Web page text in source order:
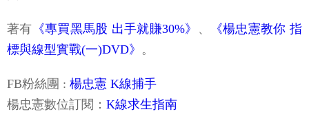
著有 《專買黑馬股 出手就賺30%》 、
《楊忠憲教你 指
標與線型實戰(一)DVD》 。
FB粉絲團 : 楊忠憲 K線捕手
楊忠憲數位訂閱： K線求生指南